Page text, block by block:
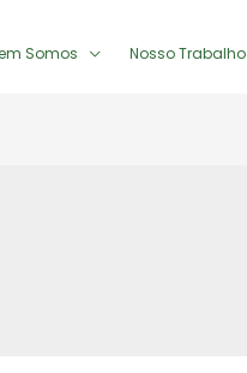
Somos Nosso Trabalho